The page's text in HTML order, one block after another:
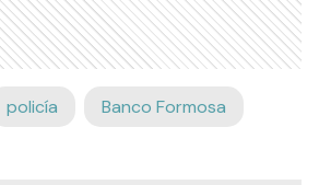
policía Banco Formosa